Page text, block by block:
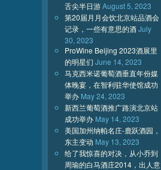
舌尖半日游August 5, 2023
第20届月月会饮北京站品酒会
记录，一些有意思的酒July
30, 2023
ProWine Beijing 2023酒展里
的明星们 June 14, 2023
马克西米诺葡萄酒垂直年份媒
体晚宴，在智利驻华使馆成功
举办 May 24, 2023
新西兰葡萄酒推广路演北京站
成功举办 May 14, 2023
美国加州纳帕名庄-鹿跃酒园，
东主变动 May 13, 2023
给了我惊喜的对决，从小乔到
周瑜的白马酒庄2014，出人意